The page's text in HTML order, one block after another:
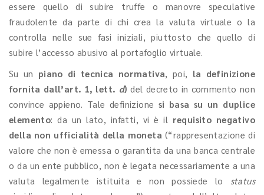
essere quello di subire truffe o manovre speculative
fraudolente da parte di chi crea la valuta virtuale o la
controlla nelle sue fasi iniziali, piuttosto che quello di
subire l’accesso abusivo al portafoglio virtuale.
Su un piano di tecnica normativa, poi, la definizione
fornita dall’art. 1, lett. d) del decreto in commento non
convince appieno. Tale definizione si basa su un duplice
elemento: da un lato, infatti, vi è il requisito negativo
della non ufficialità della moneta (“rappresentazione di
valore che non è emessa o garantita da una banca centrale
o da un ente pubblico, non è legata necessariamente a una
valuta legalmente istituita e non possiede lo status